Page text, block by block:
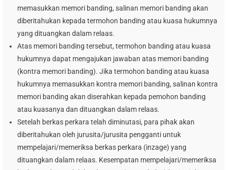
memasukkan memori banding, salinan memori banding akan
diberitahukan kepada termohon banding atau kuasa hukumnya
yang dituangkan dalam relaas.
Atas memori banding tersebut, termohon banding atau kuasa
hukumnya dapat mengajukan jawaban atas memori banding
(kontra memori banding). Jika termohon banding atau kuasa
hukumnya memasukkan kontra memori banding, salinan kontra
memori banding akan diserahkan kepada pemohon banding
atau kuasanya dan dituangkan dalam relaas.
Setelah berkas perkara telah diminutasi, para pihak akan
diberitahukan oleh jurusita/jurusita pengganti untuk
mempelajari/memeriksa berkas perkara (inzage) yang
dituangkan dalam relaas. Kesempatan mempelajari/memeriksa